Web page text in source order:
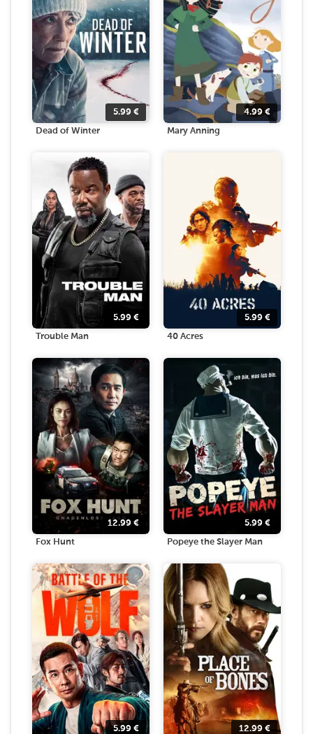
5.99 €
Dead of Winter
4.99 €
Mary Anning
5.99 €
Trouble Man
5.99 €
40 Acres
12.99 €
Fox Hunt
5.99 €
Popeye the Slayer Man
5.99 € 12.99 €